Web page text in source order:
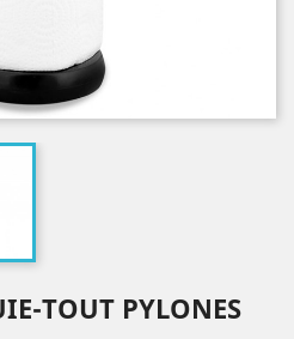
TOUT PYLONES